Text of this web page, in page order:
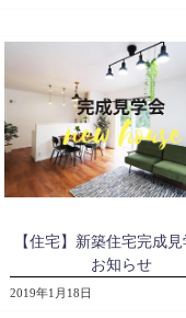
【住宅】新築住宅完成
お知らせ
2019年1月18日